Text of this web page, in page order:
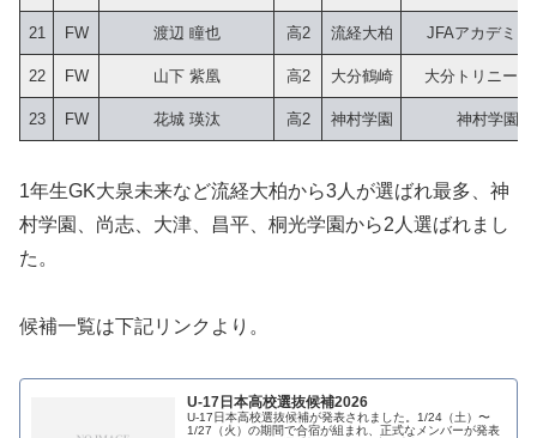
21 FW 渡辺 瞳也 高2 流経大柏 JFAアカデミー
22 FW 山下 紫凰 高2 大分鶴崎 大分トリニータ
23 FW 花城 瑛汰 高2 神村学園 神村学園中
1年生GK大泉未来など流経大柏から3人が選ばれ最多、神
村学園、尚志、大津、昌平、桐光学園から2人選ばれまし
た。
候補一覧は下記リンクより。
U-17日本高校選抜候補2026
U-17日本高校選抜候補が発表されました。1/24（土）〜
1/27（火）の期間で合宿が組まれ、正式なメンバーが発表